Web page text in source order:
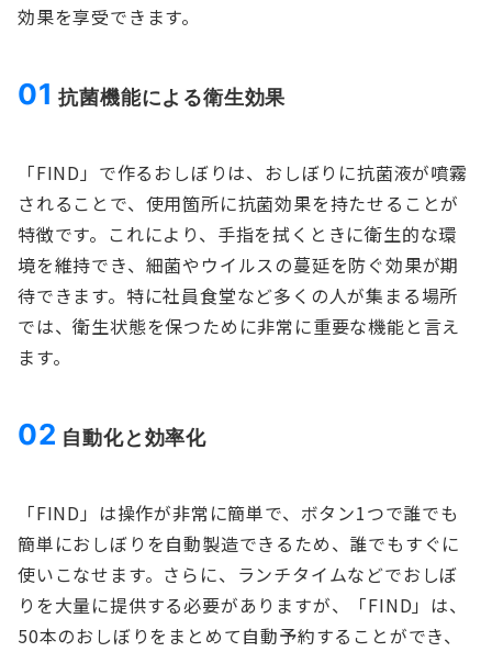
効果を享受できます。
01 抗菌機能による衛生効果
「FIND」で作るおしぼりは、おしぼりに抗菌液が噴霧
されることで、使用箇所に抗菌効果を持たせることが
特徴です。これにより、手指を拭くときに衛生的な環
境を維持でき、細菌やウイルスの蔓延を防ぐ効果が期
待できます。特に社員食堂など多くの人が集まる場所
では、衛生状態を保つために非常に重要な機能と言え
ます。
02 自動化と効率化
「FIND」は操作が非常に簡単で、ボタン1つで誰でも
簡単におしぼりを自動製造できるため、誰でもすぐに
使いこなせます。さらに、ランチタイムなどでおしぼ
りを大量に提供する必要がありますが、「FIND」は、
50本のおしぼりをまとめて自動予約することができ、